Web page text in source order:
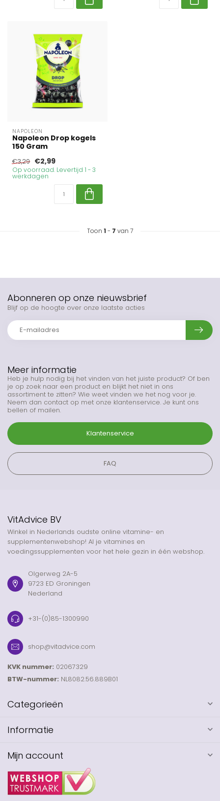
NAPOLEON
Napoleon Drop kogels
150 Gram
€3,29 €2,99
Op voorraad. Levertijd 1 - 3
werkdagen
Toon 1 - 7 van 7
Meer informatie
Heb je hulp nodig bij het vinden van het juiste product? Of ben
je op zoek naar een product en blijkt het niet in ons
assortiment te zitten? Wie weet vinden we het nog voor je.
Neem dan contact op met onze klantenservice. Je kunt ons
bellen of mailen.
Klantenservice
FAQ
Abonneren op onze nieuwsbrief
Blijf op de hoogte over onze laatste acties
VitAdvice BV
Winkel in Nederlands oudste online vitamine- en
supplementenwebshop! Al je vitamines en
voedingssupplementen voor het hele gezin in één webshop.
Olgerweg 2A-5
9723 ED Groningen
Nederland
+31-(0)85-1300990
shop@vitadvice.com
KVK nummer: 02067329
BTW-nummer: NL8082.56.889B01
Categorieën
Informatie
Mijn account